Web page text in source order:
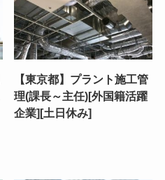
【東京都】プラント施工管
理(課長～主任)[外国籍活躍
企業][土日休み]